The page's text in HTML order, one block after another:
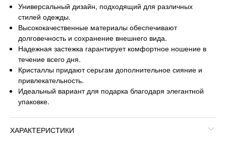
Универсальный дизайн, подходящий для различных
стилей одежды.
Высококачественные материалы обеспечивают
долговечность и сохранение внешнего вида.
Надежная застежка гарантирует комфортное ношение в
течение всего дня.
Кристаллы придают серьгам дополнительное сияние и
привлекательность.
Идеальный вариант для подарка благодаря элегантной
упаковке.
ХАРАКТЕРИСТИКИ